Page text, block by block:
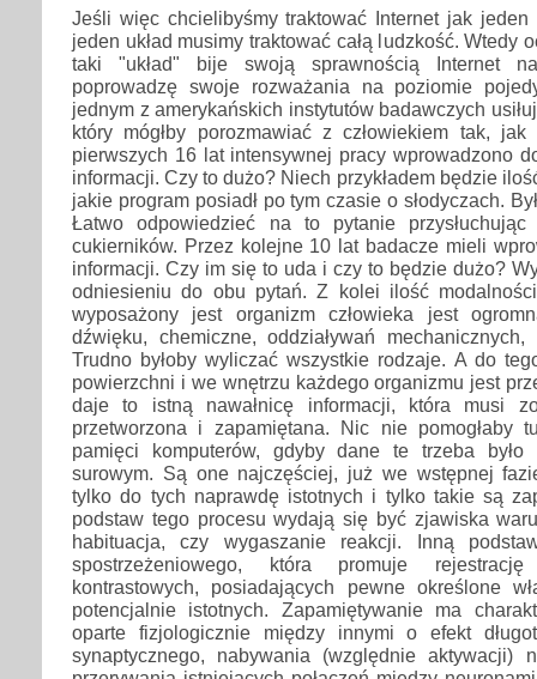
Jeśli więc chcielibyśmy traktować Internet jak jeden
jeden układ musimy traktować całą ludzkość. Wtedy
taki "układ" bije swoją sprawnością Internet
poprowadzę swoje rozważania na poziomie
jednym z amerykańskich instytutów badawczych
który mógłby porozmawiać z człowiekiem tak, jak
pierwszych 16 lat intensywnej pracy wprowadzono
informacji. Czy to dużo? Niech przykładem będzie
jakie program posiadł po tym czasie o słodyczach.
Łatwo odpowiedzieć na to pytanie
cukierników. Przez kolejne 10 lat badacze mieli
informacji. Czy im się to uda i czy to będzie dużo?
odniesieniu do obu pytań. Z kolei ilość
wyposażony jest organizm człowieka jest
dźwięku, chemiczne, oddziaływań
Trudno byłoby wyliczać wszystkie rodzaje. A do
powierzchni i we wnętrzu każdego organizmu jest
daje to istną nawałnicę informacji, która musi
przetworzona i zapamiętana. Nic nie pomogłaby
pamięci komputerów, gdyby dane te trzeba było
surowym. Są one najczęściej, już we wstępnej
tylko do tych naprawdę istotnych i tylko takie są
podstaw tego procesu wydają się być zjawiska
habituacja, czy wygaszanie reakcji. Inną
spostrzeżeniowego, która promuje
kontrastowych, posiadających pewne określone
potencjalnie istotnych. Zapamiętywanie ma
oparte fizjologicznie między innymi o efekt
synaptycznego, nabywania (względnie aktywacji)